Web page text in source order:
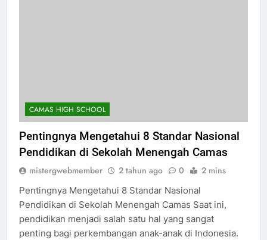
CAMAS HIGH SCHOOL
Pentingnya Mengetahui 8 Standar Nasional
Pendidikan di Sekolah Menengah Camas
mistergwebmember 2 tahun ago 0 2 mins
Pentingnya Mengetahui 8 Standar Nasional
Pendidikan di Sekolah Menengah Camas Saat ini,
pendidikan menjadi salah satu hal yang sangat
penting bagi perkembangan anak-anak di Indonesia.